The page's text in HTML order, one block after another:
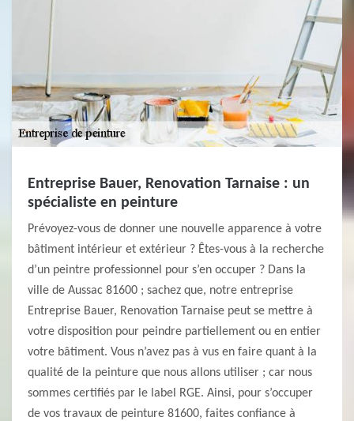
Entreprise Bauer, Renovation Tarnaise : un
spécialiste en peinture
Prévoyez-vous de donner une nouvelle apparence à votre
bâtiment intérieur et extérieur ? Êtes-vous à la recherche
d’un peintre professionnel pour s’en occuper ? Dans la
ville de Aussac 81600 ; sachez que, notre entreprise
Entreprise Bauer, Renovation Tarnaise peut se mettre à
votre disposition pour peindre partiellement ou en entier
votre bâtiment. Vous n’avez pas à vus en faire quant à la
qualité de la peinture que nous allons utiliser ; car nous
sommes certifiés par le label RGE. Ainsi, pour s’occuper
de vos travaux de peinture 81600, faites confiance à